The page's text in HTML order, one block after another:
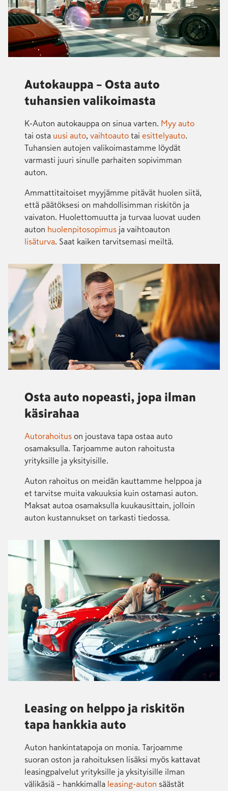
Autokauppa – Osta auto
tuhansien valikoimasta
K-Auton autokauppa on sinua varten. Myy auto
tai osta uusi auto vaihtoauto tai esittelyauto
Tuhansien autojen valikoimastamme löydät
varmasti juuri sinulle parhaiten sopivimman
auton.
Ammattitaitoiset myyjämme pitävät huolen siitä,
että päätöksesi on mahdollisimman riskitön ja
vaivaton. Huolettomuutta ja turvaa luovat uuden
auton huolenpitosopimus ja vaihtoauton
lisäturva . Saat kaiken tarvitsemasi meiltä.
Osta auto nopeasti, jopa ilman
käsirahaa
Autorahoitus on joustava tapa ostaa auto
osamaksulla. Tarjoamme auton rahoitusta
yrityksille ja yksityisille.
Auton rahoitus on meidän kauttamme helppoa ja
et tarvitse muita vakuuksia kuin ostamasi auton.
Maksat autoa osamaksulla kuukausittain, jolloin
auton kustannukset on tarkasti tiedossa.
Leasing on helppo ja riskitön
tapa hankkia auto
Auton hankintatapoja on monia. Tarjoamme
suoran oston ja rahoituksen lisäksi myös kattavat
leasingpalvelut yrityksille ja yksityisille ilman
välikäsiä – hankkimalla leasing-auton säästät